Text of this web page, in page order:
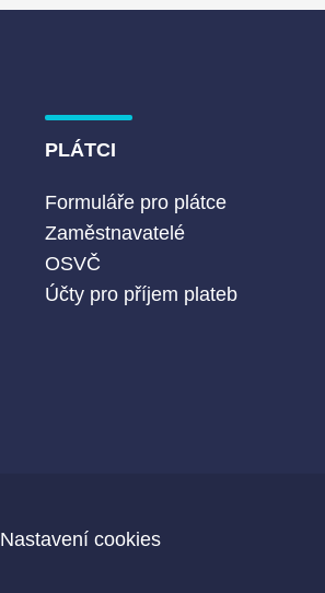
PLÁTCI
Formuláře pro plátce
Zaměstnavatelé
OSVČ
Účty pro příjem plateb
Nastavení cookies